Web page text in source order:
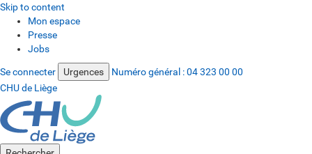
Skip to content
Mon espace
Presse
Jobs
Se connecter Urgences Numéro général :04 323 00 00
CHU de Liège